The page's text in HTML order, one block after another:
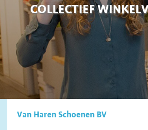
COLLECTIEF
Van Haren Schoenen BV